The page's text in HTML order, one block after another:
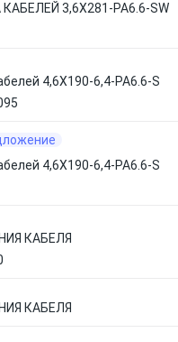
3,6X281-PA6.6-SW
4,6X190-6,4-PA6.6-S
4,6X190-6,4-PA6.6-S
КАБЕЛЯ
КАБЕЛЯ